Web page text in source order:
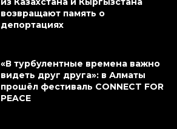
возвращают память о
депортациях
«В турбулентные времена важно
видеть друг друга»: в Алматы
прошёл фестиваль CONNECT FOR
PEACE